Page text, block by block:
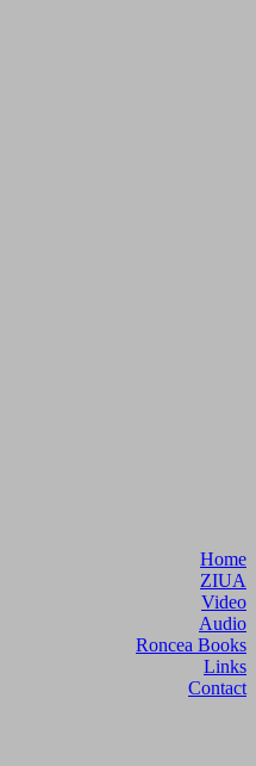
Home
ZIUA
Video
Audio
Roncea Books
Links
Contact